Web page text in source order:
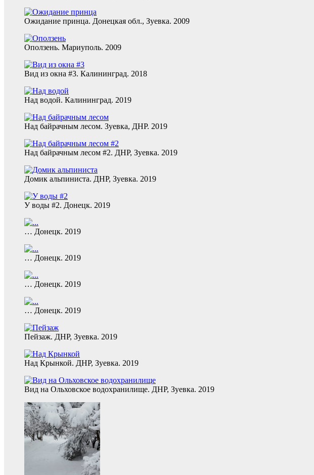
Ожидание принца. Донецкая обл., Зуевка. 2009
Оползень. Мариуполь. 2009
Вид из окна #3. Калининград. 2018
Над водой. Калининград. 2019
Над байрачным лесом. Зуевка, ДНР. 2019
Над байрачным лесом #2. ДНР, Зуевка. 2019
Домик альпиниста. ДНР, Зуевка. 2019
У воды #2. Донецк. 2019
… Донецк. 2019
… Донецк. 2019
… Донецк. 2019
… Донецк. 2019
Пейзаж. ДНР, Зуевка. 2019
Над Крынкой. ДНР, Зуевка. 2019
Вид на Ольховское водохранилище. ДНР, Зуевка. 2019